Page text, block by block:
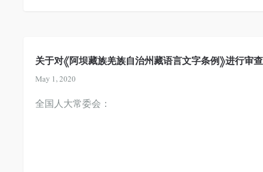
关于对《阿坝藏族羌族自治州藏语言文字条例》进行审
May 1, 2020
全国人大常委会：